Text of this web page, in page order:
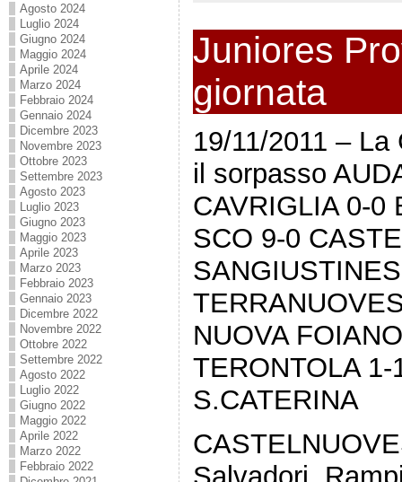
Agosto 2024
Luglio 2024
Giugno 2024
Maggio 2024
Aprile 2024
Marzo 2024
Febbraio 2024
Gennaio 2024
Dicembre 2023
Novembre 2023
Ottobre 2023
Settembre 2023
Agosto 2023
Luglio 2023
Giugno 2023
Maggio 2023
Aprile 2023
Marzo 2023
Febbraio 2023
Gennaio 2023
Dicembre 2022
Novembre 2022
Ottobre 2022
Settembre 2022
Agosto 2022
Luglio 2022
Giugno 2022
Maggio 2022
Aprile 2022
Marzo 2022
Febbraio 2022
Juniores
giornata
19/11/2011 –
il sorpasso
CAVRIGLIA 0-0
SCO 9-0
NUOVA
TERONTOLA
S.CATERINA